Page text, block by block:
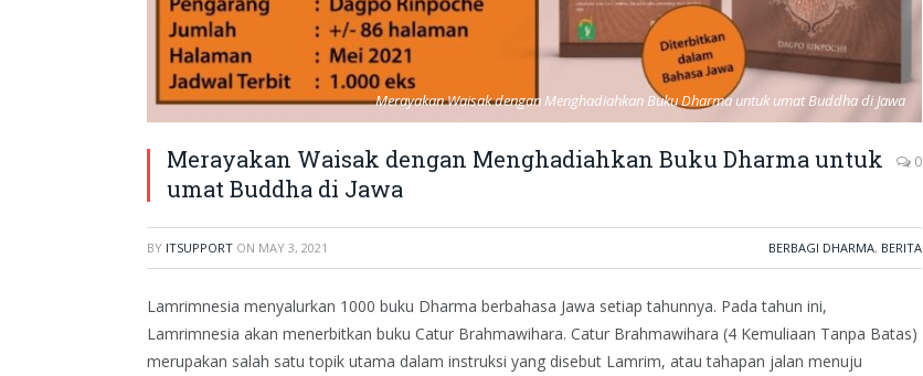
Merayakan Waisak dengan Menghadiahkan Buku Dharma untuk umat Buddha di Jawa
Merayakan Waisak dengan Menghadiahkan Buku Dharma untuk
umat Buddha di Jawa
0
BY ITSUPPORT ON MAY 3, 2021 BERBAGI DHARMA, BERITA
Lamrimnesia menyalurkan 1000 buku Dharma berbahasa Jawa setiap tahunnya. Pada tahun ini,
Lamrimnesia akan menerbitkan buku Catur Brahmawihara. Catur Brahmawihara (4 Kemuliaan Tanpa Batas)
merupakan salah satu topik utama dalam instruksi yang disebut Lamrim, atau tahapan jalan menuju